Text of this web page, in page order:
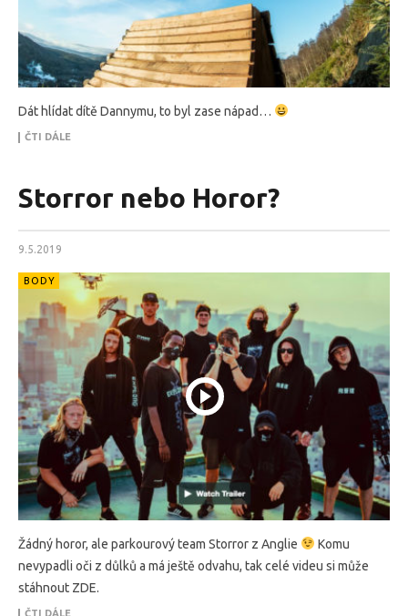
Dát hlídat dítě Dannymu, to byl zase nápad…
ČTI DÁLE
Storror nebo Horor?
9.5.2019
BODY
Žádný horor, ale parkourový team Storror z Anglie
Komu
nevypadli oči z důlků a má ještě odvahu, tak celé videu si může
stáhnout ZDE.
ČTI DÁLE